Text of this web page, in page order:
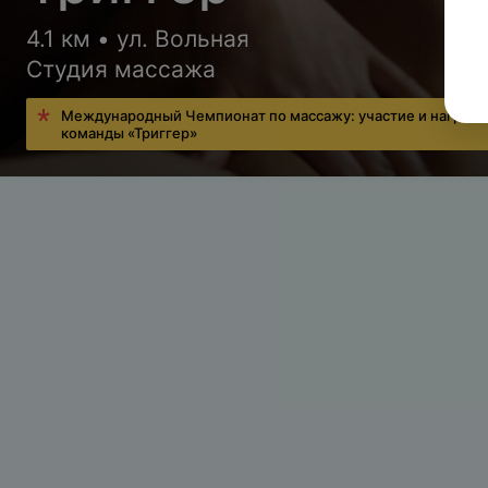
4.1 км • ул. Вольная
Студия массажа
Международный Чемпионат по массажу: участие и награды
команды «Триггер»